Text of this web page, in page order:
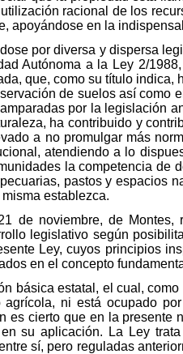
racional de los
apoyándose en la
por diversa y dispersa
Autónoma a la Ley 2/
que, como su título indica,
de suelos así como
por la legislación
ha contribuido y
a no promulgar más
atendiendo a lo
la competencia de
pastos y espacios
establezca.
de noviembre, de Montes,
legislativo según
Ley, cuyos principios
en el concepto
básica estatal, el cual,
ni está ocupado
cierto que en la presente
su aplicación. La Ley
sí, pero reguladas